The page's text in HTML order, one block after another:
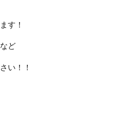
す！
ど
い！！